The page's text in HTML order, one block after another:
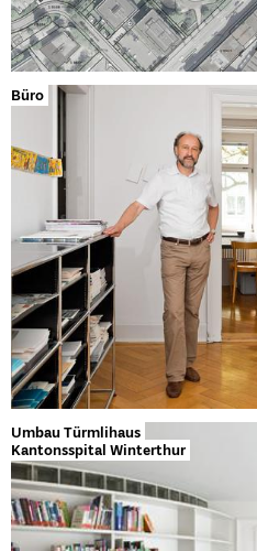
Büro
Umbau Türmlihaus
Kantonsspital Winterthur